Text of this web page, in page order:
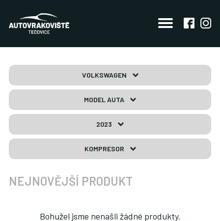
VOLKSWAGEN
MODEL AUTA
2023
KOMPRESOR
NEJNOVĚJŠÍ PRODUKT
Bohužel jsme nenašli žádné produkty.